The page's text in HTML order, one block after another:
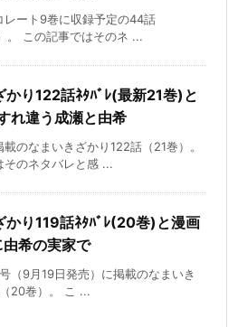
レート9巻に収録予定の44話
。 この記事ではそのネ ...
かり122話ﾈﾀﾊﾞﾚ(最新21巻)と
れ違う成瀬と由希
のなまいきざかり122話（21巻）。
そのネタバレと感 ...
かり119話ﾈﾀﾊﾞﾚ(20巻)と漫画
由希の実家で
（9月19日発売）に掲載のなまいき
20巻）。 こ ...